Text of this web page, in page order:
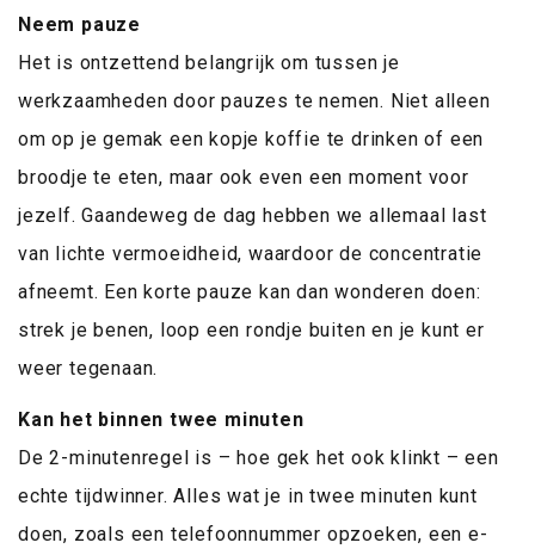
Neem pauze
Het is ontzettend belangrijk om tussen je
werkzaamheden door pauzes te nemen. Niet alleen
om op je gemak een kopje koffie te drinken of een
broodje te eten, maar ook even een moment voor
jezelf. Gaandeweg de dag hebben we allemaal last
van lichte vermoeidheid, waardoor de concentratie
afneemt. Een korte pauze kan dan wonderen doen:
strek je benen, loop een rondje buiten en je kunt er
weer tegenaan.
Kan het binnen twee minuten
De 2-minutenregel is – hoe gek het ook klinkt – een
echte tijdwinner. Alles wat je in twee minuten kunt
doen, zoals een telefoonnummer opzoeken, een e-